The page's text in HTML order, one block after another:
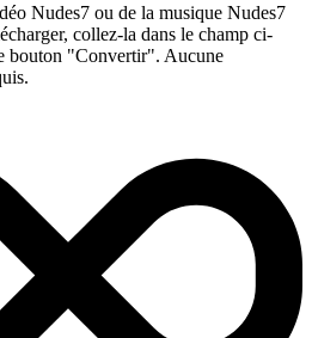
Nudes7 ou de la musique Nudes7
collez-la dans le champ ci-
bouton "Convertir". Aucune